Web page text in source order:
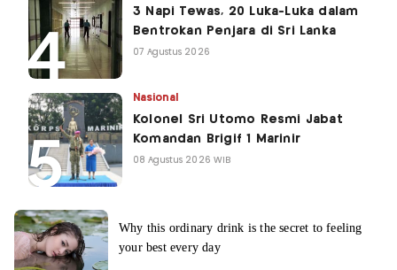
3 Napi Tewas, 20 Luka-Luka dalam
Bentrokan Penjara di Sri Lanka
07 Agustus 2026
Nasional
Kolonel Sri Utomo Resmi Jabat
Komandan Brigif 1 Marinir
08 Agustus 2026 WIB